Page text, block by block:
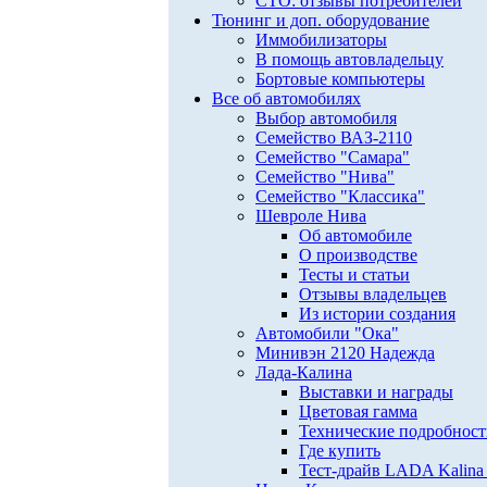
Тюнинг и доп. оборудование
Иммобилизаторы
В помощь автовладельцу
Бортовые компьютеры
Все об автомобилях
Выбор автомобиля
Семейство ВАЗ-2110
Семейство "Самара"
Семейство "Нива"
Семейство "Классика"
Шевроле Нива
Об автомобиле
О производстве
Тесты и статьи
Отзывы владельцев
Из истории создания
Автомобили "Ока"
Минивэн 2120 Надежда
Лада-Калина
Выставки и награды
Цветовая гамма
Технические
Где купить
Тест-драйв LADA Kalina